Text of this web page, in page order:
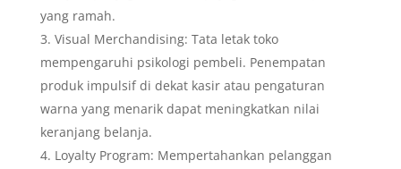
yang ramah.
Visual Merchandising: Tata letak toko
mempengaruhi psikologi pembeli. Penempatan
produk impulsif di dekat kasir atau pengaturan
warna yang menarik dapat meningkatkan nilai
keranjang belanja.
Loyalty Program: Mempertahankan pelanggan